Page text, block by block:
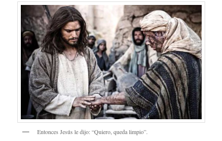
Entonces Jesús le dijo: “Quiero, queda limpio”.